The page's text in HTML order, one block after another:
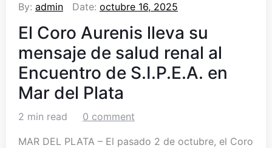
By: admin Date: octubre 16, 2025
El Coro Aurenis lleva su
mensaje de salud renal al
Encuentro de S.I.P.E.A. en
Mar del Plata
2 min read 0 comment
MAR DEL PLATA – El pasado 2 de octubre, el Coro